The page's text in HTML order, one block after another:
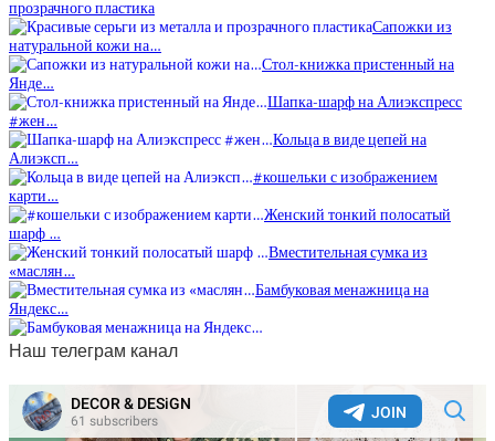
прозрачного пластика
Сапожки из
натуральной кожи на…
Стол-книжка пристенный на
Янде…
Шапка-шарф на Алиэкспресс
#жен…
Кольца в виде цепей на
Алиэксп…
#кошельки с изображением
карти…
Женский тонкий полосатый
шарф …
Вместительная сумка из
«маслян…
Бамбуковая менажница на
Яндекс…
Наш телеграм канал